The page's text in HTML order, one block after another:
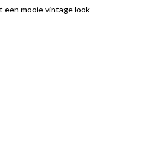
een mooie vintage look